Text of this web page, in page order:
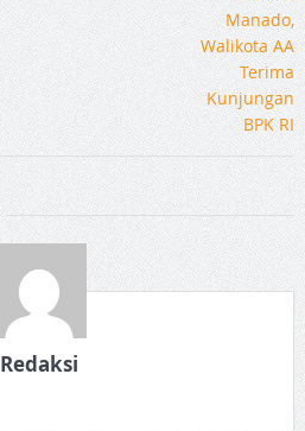
Redaksi